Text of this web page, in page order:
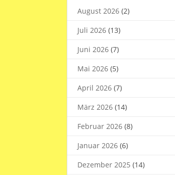
August 2026 (2)
Juli 2026 (13)
Juni 2026 (7)
Mai 2026 (5)
April 2026 (7)
März 2026 (14)
Februar 2026 (8)
Januar 2026 (6)
Dezember 2025 (14)